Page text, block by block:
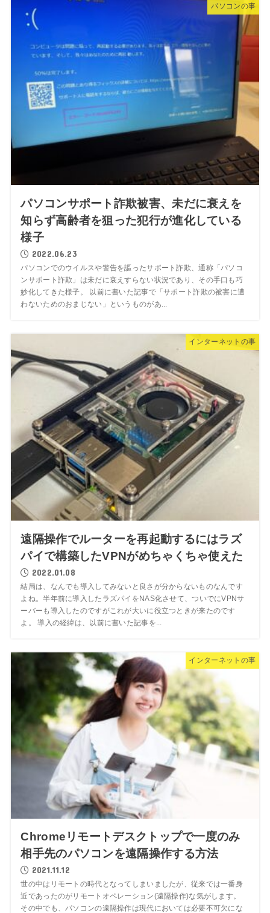
パソコンの事
パソコンサポート詐欺被害、未だに衰えを
知らず高齢者を狙った犯行が進化している
様子
2022.06.23
パソコンでのウイルスや警告を謳ったサポート詐欺、通称「パソコ
ンサポート詐欺」は未だに衰えすらない状況であり、その手口も巧
妙化してきた様子。 以前に書いた記事で「サポート詐欺の被害に遭
わないためのおまじない」というものがあ...
インターネットの事
遠隔操作でルーターを再起動するにはラズ
パイで構築したVPNがめちゃくちゃ使えた
2022.01.08
結局は、なんでも導入してみないと良さが分からないものなんです
よね。半年前に導入したラズパイをNAS化させて、ついでにVPNサ
ーバーも導入したのですがこれが大いに役立つときが来たのです
よ。 導入の経緯は、以前に書いた記事を...
インターネットの事
Chromeリモートデスクトップで一度のみ
相手先のパソコンを遠隔操作する方法
2021.11.12
世の中はリモートの時代となってしまいましたが、従来では一番身
近であったのがリモートオペレーション(遠隔操作)な気がします。
その中でも、パソコンの遠隔操作は現代においては必要不可欠にな